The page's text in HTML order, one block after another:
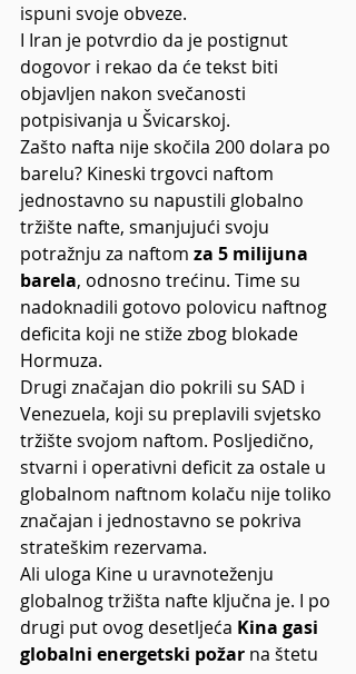
ispuni svoje obveze.
I Iran je potvrdio da je postignut
dogovor i rekao da će tekst biti
objavljen nakon svečanosti
potpisivanja u Švicarskoj.
Zašto nafta nije skočila 200 dolara po
barelu? Kineski trgovci naftom
jednostavno su napustili globalno
tržište nafte, smanjujući svoju
potražnju za naftom za 5 milijuna
barela, odnosno trećinu. Time su
nadoknadili gotovo polovicu naftnog
deficita koji ne stiže zbog blokade
Hormuza.
Drugi značajan dio pokrili su SAD i
Venezuela, koji su preplavili svjetsko
tržište svojom naftom. Posljedično,
stvarni i operativni deficit za ostale u
globalnom naftnom kolaču nije toliko
značajan i jednostavno se pokriva
strateškim rezervama.
Ali uloga Kine u uravnoteženju
globalnog tržišta nafte ključna je. I po
drugi put ovog desetljeća Kina gasi
globalni energetski požar na štetu